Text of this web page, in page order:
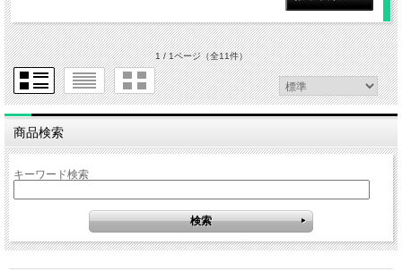
1 / 1ページ（全11件）
商品検索
キーワード検索